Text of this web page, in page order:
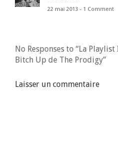
22 mai 2013 - 1 Comment
No Responses to “La
Bitch Up de The Prodigy”
Laisser un commentaire